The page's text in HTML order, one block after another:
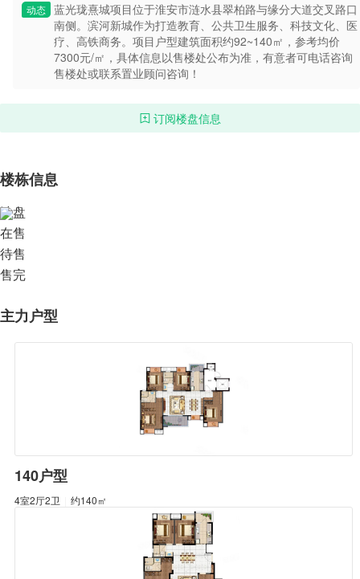
动态 蓝光珑熹城项目位于淮安市涟水县翠柏路与缘分大道交叉路口
南侧。滨河新城作为打造教育、公共卫生服务、科技文化、医
疗、高铁商务。项目户型建筑面积约92~140㎡，参考均价
7300元/㎡，具体信息以售楼处公布为准，有意者可电话咨询
售楼处或联系置业顾问咨询！
订阅楼盘信息
楼栋信息
沙盘
在售
待售
售完
主力户型
140户型
4室2厅2卫 约140㎡